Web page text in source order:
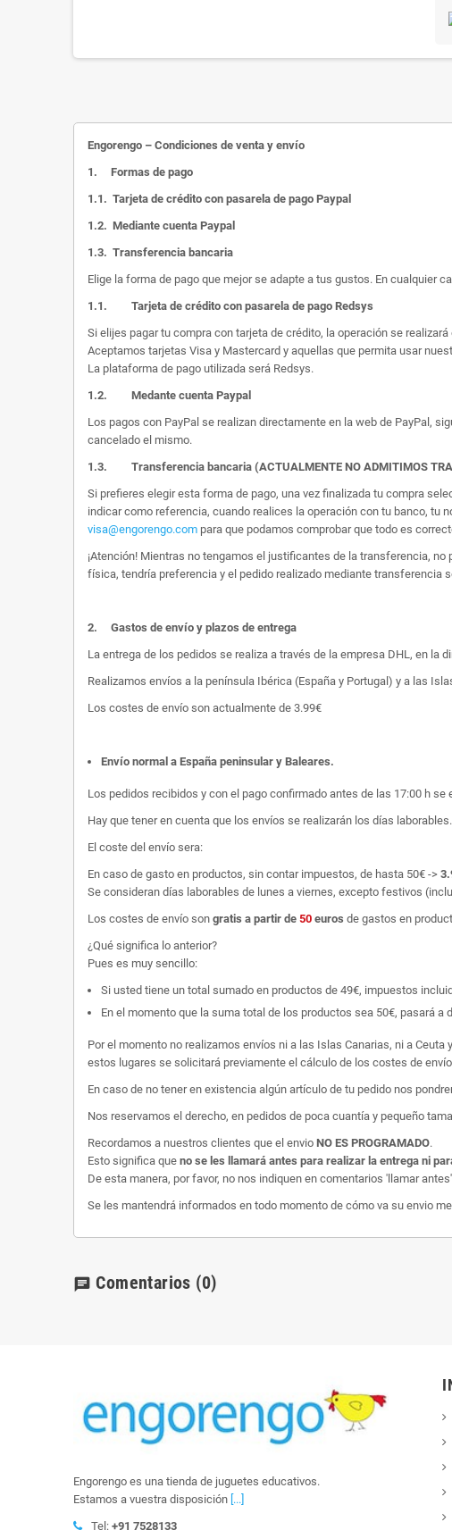
Engorengo – Condiciones de venta y envío
1. Formas de pago
1.1. Tarjeta de crédito con pasarela de pago Paypal
1.2. Mediante cuenta Paypal
1.3. Transferencia bancaria
Elige la forma de pago que mejor se adapte a tus gustos. En cualquier
1.1. Tarjeta de crédito con pasarela de pago Redsys
Si elijes pagar tu compra con tarjeta de crédito, la operación se
Aceptamos tarjetas Visa y Mastercard y aquellas que permita usar
La plataforma de pago utilizada será Redsys.
1.2. Medante cuenta Paypal
Los pagos con PayPal se realizan directamente en la web de PayPal,
cancelado el mismo.
1.3. Transferencia bancaria (ACTUALMENTE NO ADMITIMOS
Si prefieres elegir esta forma de pago, una vez finalizada tu compra
indicar como referencia, cuando realices la operación con tu banco, tu
visa@engorengo.com para que podamos comprobar que todo es
¡Atención! Mientras no tengamos el justificantes de la transferencia,
física, tendría preferencia y el pedido realizado mediante transferencia
2. Gastos de envío y plazos de entrega
La entrega de los pedidos se realiza a través de la empresa DHL, en la
Realizamos envíos a la península Ibérica (España y Portugal) y a las
Los costes de envío son actualmente de 3.99€
Envío normal a España peninsular y Baleares.
Los pedidos recibidos y con el pago confirmado antes de las 17:00 h
Hay que tener en cuenta que los envíos se realizarán los días laborables.
El coste del envío sera:
En caso de gasto en productos, sin contar impuestos, de hasta 50€ ->
Se consideran días laborables de lunes a viernes, excepto festivos
Los costes de envío son gratis a partir de 50 euros de gastos en
¿Qué significa lo anterior?
Pues es muy sencillo:
Si usted tiene un total sumado en productos de 49€, impuestos
En el momento que la suma total de los productos sea 50€, pasará
Por el momento no realizamos envíos ni a las Islas Canarias, ni a
estos lugares se solicitará previamente el cálculo de los costes de
En caso de no tener en existencia algún artículo de tu pedido nos
Nos reservamos el derecho, en pedidos de poca cuantía y pequeño
Recordamos a nuestros clientes que el envio NO ES PROGRAMADO.
Esto significa que no se les llamará antes para realizar la entrega ni
De esta manera, por favor, no nos indiquen en comentarios 'llamar
Se les mantendrá informados en todo momento de cómo va su envio
chat Comentarios (0)
Engorengo es una tienda de juguetes educativos.
Estamos a vuestra disposición [...]
Tel: +91 7528133